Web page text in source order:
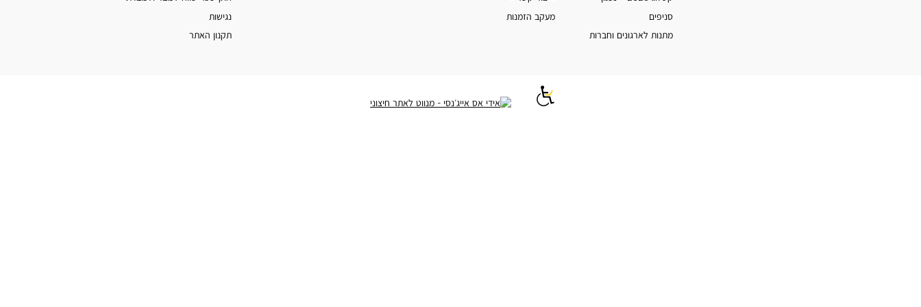
סניפים
מתנות לארגונים וחברות
מעקב הזמנות
נגישות
תקנון האתר